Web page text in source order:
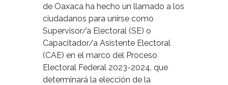
de Oaxaca ha hecho un llamado a los
ciudadanos para unirse como
Supervisor/a Electoral (SE) o
Capacitador/a Asistente Electoral
(CAE) en el marco del Proceso
Electoral Federal 2023-2024, que
determinará la elección de la